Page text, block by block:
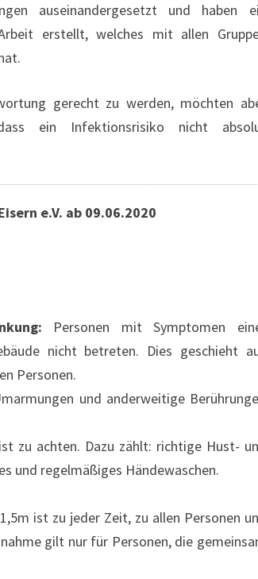
auseinandergesetzt und haben
erstellt, welches mit allen
gerecht zu werden, möchten
ein Infektionsrisiko nicht
e.V. ab 09.06.2020
Personen mit Symptomen
nicht betreten. Dies geschieht
Personen.
und anderweitige
zu achten. Dazu zählt: richtige Hust-
und regelmäßiges Händewaschen.
ist zu jeder Zeit, zu allen Personen
gilt nur für Personen, die